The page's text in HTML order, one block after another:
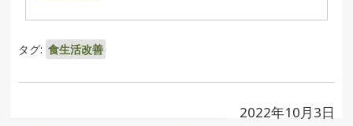
タグ: 食生活改善
2022年10月3日